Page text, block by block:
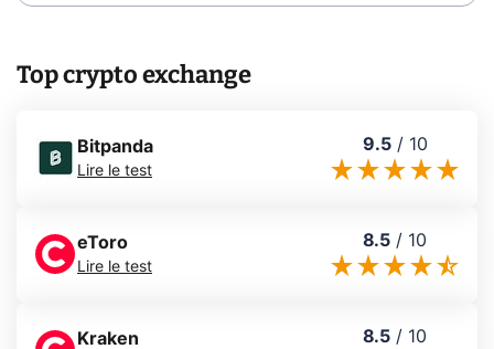
Top crypto exchange
Bitpanda
Lire le test
9.5/ 10
eToro
Lire le test
8.5 / 10
Kraken 8.5 / 10